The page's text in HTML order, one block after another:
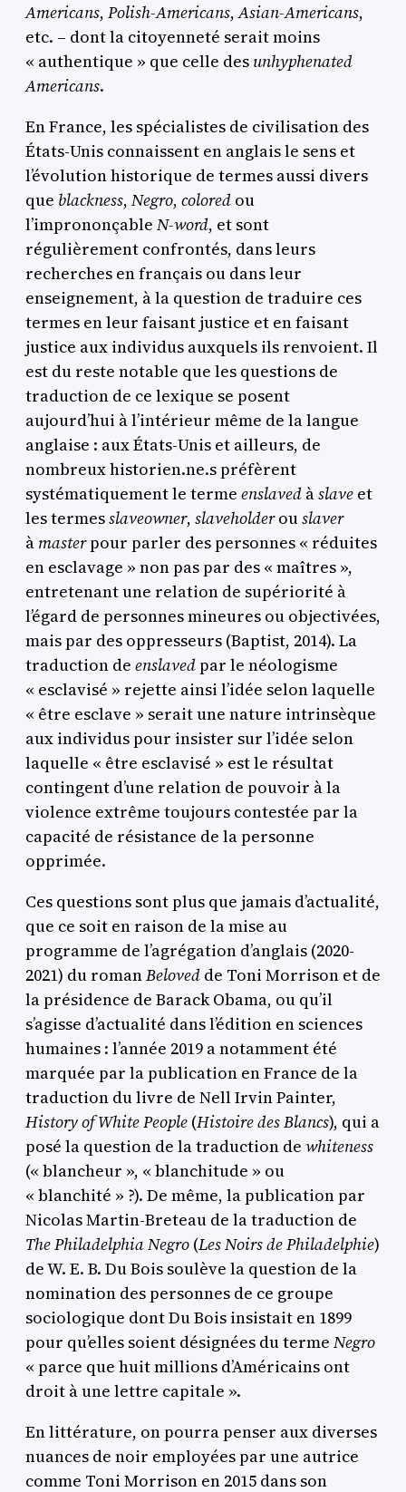
Americans, Polish-Americans,Asian-Americans,
etc. – dont la citoyenneté serait moins
« authentique » que celle des unhyphenated
Americans.
En France, les spécialistes de civilisation des
États-Unis connaissent en anglais le sens et
l’évolution historique de termes aussi divers
que blackness, Negro, colored ou
l’imprononçable N-word, et sont
régulièrement confrontés, dans leurs
recherches en français ou dans leur
enseignement, à la question de traduire ces
termes en leur faisant justice et en faisant
justice aux individus auxquels ils renvoient. Il
est du reste notable que les questions de
traduction de ce lexique se posent
aujourd’hui à l’intérieur même de la langue
anglaise : aux États-Unis et ailleurs, de
nombreux historien.ne.s préfèrent
systématiquement le terme enslaved àslave et
les termesslaveowner, slaveholderouslaver
à masterpour parler des personnes « réduites
en esclavage » non pas par des « maîtres »,
entretenant une relation de supériorité à
l’égard de personnes mineures ou objectivées,
mais par des oppresseurs (Baptist, 2014). La
traduction de enslavedpar le néologisme
« esclavisé » rejette ainsi l’idée selon laquelle
« être esclave » serait une nature intrinsèque
aux individus pour insister sur l’idée selon
laquelle « être esclavisé » est le résultat
contingent d’une relation de pouvoir à la
violence extrême toujours contestée par la
capacité de résistance de la personne
opprimée.
Ces questions sont plus que jamais d’actualité,
que ce soit en raison de la mise au
programme de l’agrégation d’anglais (2020-
2021) du romanBeloved de Toni Morrison et de
la présidence de Barack Obama, ou qu’il
s’agisse d’actualité dans l’édition en sciences
humaines : l’année 2019 a notamment été
marquée par la publication en France de la
traduction du livre de Nell Irvin Painter,
History of White People (Histoire des Blancs), qui a
posé la question de la traduction de whiteness
(« blancheur », « blanchitude » ou
« blanchité » ?). De même, la publication par
Nicolas Martin-Breteau de la traduction de
The Philadelphia Negro (Les Noirs de Philadelphie)
de W. E. B. Du Bois soulève la question de la
nomination des personnes de ce groupe
sociologique dont Du Bois insistait en 1899
pour qu’elles soient désignées du terme Negro
« parce que huit millions d’Américains ont
droit à une lettre capitale ».
En littérature, on pourra penser aux diverses
nuances de noir employées par une autrice
comme Toni Morrison en 2015 dans son